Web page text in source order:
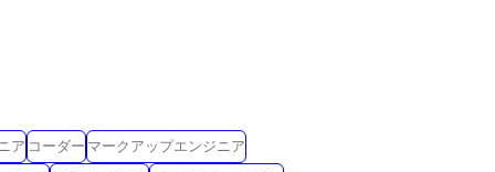
ア コーダー マークアップエンジニア